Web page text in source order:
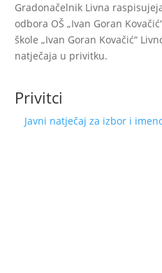
Gradonačelnik Livna
odbora OŠ „Ivan Goran
škole „Ivan Goran Kovačić“
natječaja u privitku.
Privitci
Javni natječaj za izbor i